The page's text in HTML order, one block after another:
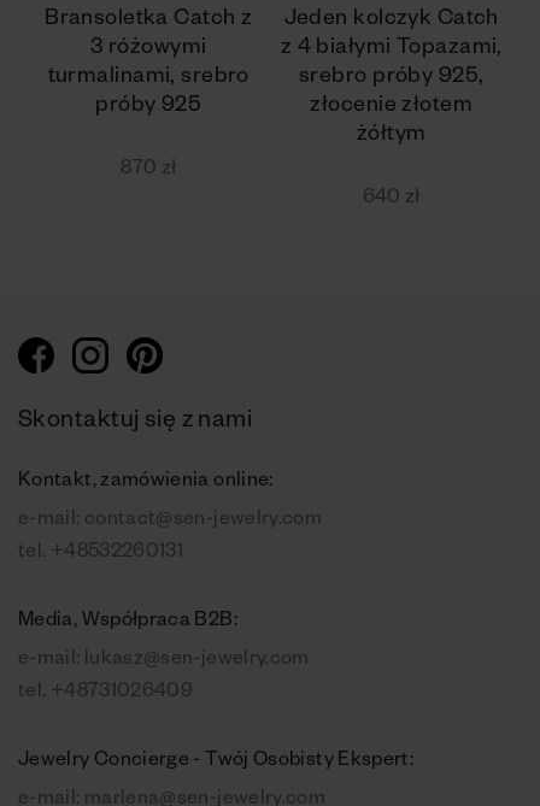
Bransoletka Catch z
3 różowymi
turmalinami, srebro
próby 925
870 zł
Jeden kolczyk Catch
z 4 białymi Topazami,
srebro próby 925,
złocenie złotem
żółtym
640 zł
Skontaktuj się z nami
Kontakt, zamówienia online:
e-mail: contact@sen-jewelry.com
tel. +48532260131
Media, Współpraca B2B:
e-mail: lukasz@sen-jewelry.com
tel. +48731026409
Jewelry Concierge - Twój Osobisty Ekspert:
e-mail: marlena@sen-jewelry.com